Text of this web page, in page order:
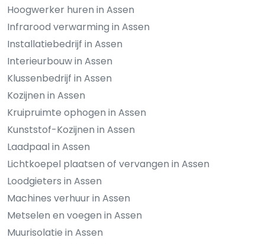
Hoogwerker huren in Assen
Infrarood verwarming in Assen
Installatiebedrijf in Assen
Interieurbouw in Assen
Klussenbedrijf in Assen
Kozijnen in Assen
Kruipruimte ophogen in Assen
Kunststof-Kozijnen in Assen
Laadpaal in Assen
Lichtkoepel plaatsen of vervangen in Assen
Loodgieters in Assen
Machines verhuur in Assen
Metselen en voegen in Assen
Muurisolatie in Assen